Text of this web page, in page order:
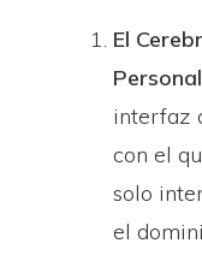
El
interfaz
con el
solo
el